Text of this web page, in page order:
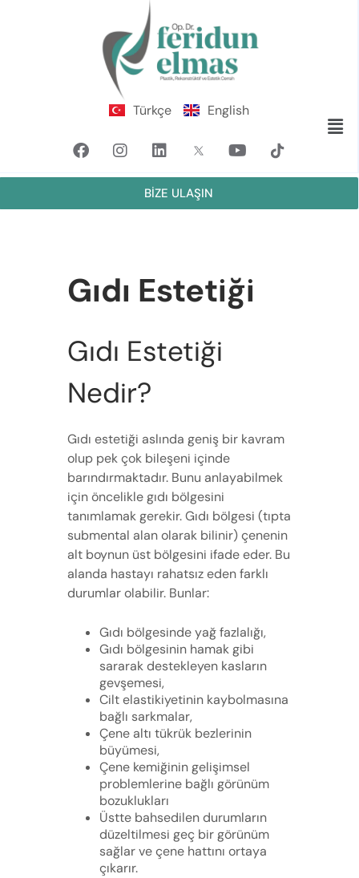
Türkçe English
BİZE ULAŞIN
Gıdı Estetiği
Gıdı Estetiği
Nedir?
Gıdı estetiği aslında geniş bir kavram
olup pek çok bileşeni içinde
barındırmaktadır. Bunu anlayabilmek
için öncelikle gıdı bölgesini
tanımlamak gerekir. Gıdı bölgesi (tıpta
submental alan olarak bilinir) çenenin
alt boynun üst bölgesini ifade eder. Bu
alanda hastayı rahatsız eden farklı
durumlar olabilir. Bunlar:
Gıdı bölgesinde yağ fazlalığı,
Gıdı bölgesinin hamak gibi
sararak destekleyen kasların
gevşemesi,
Cilt elastikiyetinin kaybolmasına
bağlı sarkmalar,
Çene altı tükrük bezlerinin
büyümesi,
Çene kemiğinin gelişimsel
problemlerine bağlı görünüm
bozuklukları
Üstte bahsedilen durumların
düzeltilmesi geç bir görünüm
sağlar ve çene hattını ortaya
çıkarır.